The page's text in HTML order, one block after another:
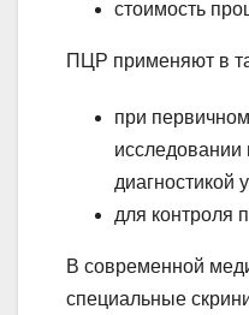
стоимость
ПЦР применяют в
при
исследовании
диагностикой
для контроля
В современной
специальные